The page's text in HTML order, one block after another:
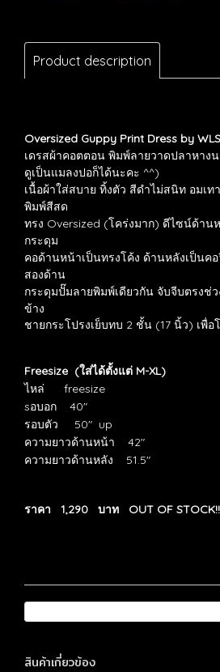
Product description
Oversized Guppy Print Dress by WLS
เดรสผ้าคอตตอน พิมพ์ลายวาดปลาหาง
ดูเป็นแมลงปอก็ได้นะคะ ^^)
เนื้อผ้าใส่สบาย ทิ้งตัว สีดำไม่สนิท อมเท
พิมพ์สีสด
ทรง Oversized (โคร่งมาก) ดีไซน์ด้า
กระดุม
คอด้านหน้าเป็นทรงโค้ง ด้านหลังเป็นค
สองด้าน
กระดุมปั๊มลายพิมพ์เดียวกัน จับจีบตรงช่
ข้าง
ชายกระโปรงเย็บทบ 2 ชั้น (17 นิ้ว) เพื่
Freesize (ใส่ได้ตั้งแต่ M-XL)
ไหล่ freesize
sอบอก 40"
รอบตัว 50" up
ความยาวด้านหน้า 42"
ความยาวด้านหลัง 51.5"
ราคา 1,290 บาท OUT OF STOCK!!
สินค้าเกี่ยวข้อง